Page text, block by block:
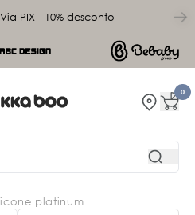
PIX - 10% desconto
0
platinum